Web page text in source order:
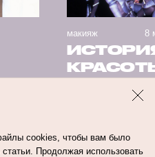
макияж 8
И
cookies, чтобы вам было
Продолжая использовать